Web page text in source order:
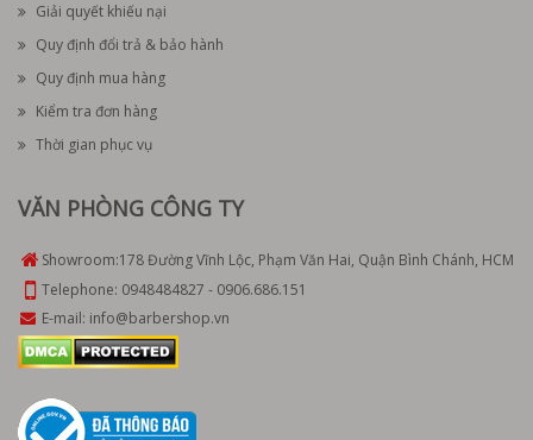
Giải quyết khiếu nại
Quy định đổi trả & bảo hành
Quy định mua hàng
Kiểm tra đơn hàng
Thời gian phục vụ
VĂN PHÒNG CÔNG TY
Showroom:178 Đường Vĩnh Lộc, Phạm Văn Hai, Quận Bình Chánh, HCM
Telephone: 0948484827 - 0906.686.151
E-mail: info@barbershop.vn